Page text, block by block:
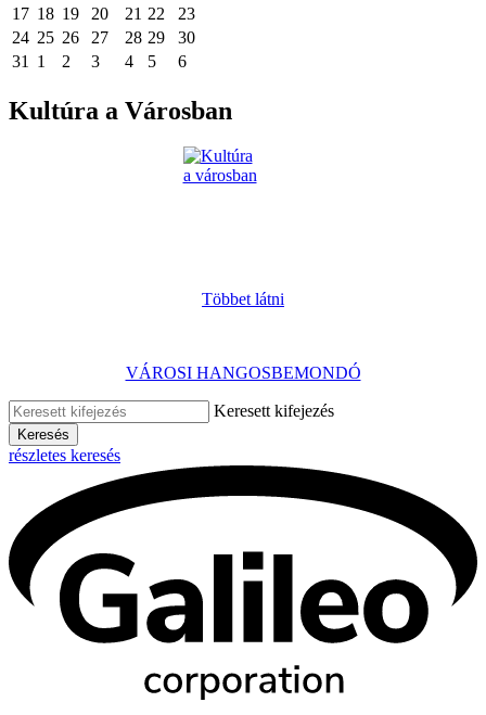
17 18 19 20 21 22
23
24 25 26 27 28 29
30
31
1 2 3 4 5 6
Kultúra a Városban
Többet látni
VÁROSI HANGOSBEMONDÓ
Keresett kifejezés
Keresés
részletes keresés